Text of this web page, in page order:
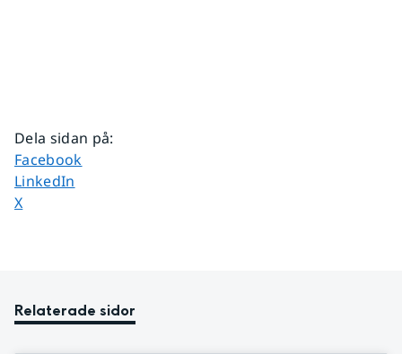
Dela sidan på:
Dela sidan på
Facebook
Dela sidan på
LinkedIn
Dela sidan på
X
Relaterade sidor